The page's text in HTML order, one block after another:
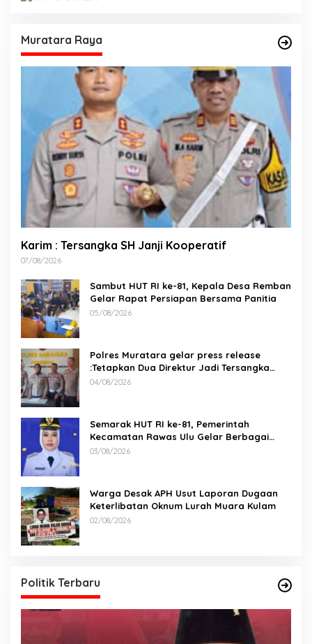
Muratara Raya
Karim : Tersangka SH Janji Kooperatif
07/08/2026
Sambut HUT RI ke-81, Kepala Desa Remban
Gelar Rapat Persiapan Bersama Panitia
05/08/2026
Polres Muratara gelar press release
:Tetapkan Dua Direktur Jadi Tersangka
Kecelakaan Maut antara Bus ALS dan
04/08/2026
Semarak HUT RI ke-81, Pemerintah
Kecamatan Rawas Ulu Gelar Berbagai
Lomba
03/08/2026
Warga Desak APH Usut Laporan Dugaan
Keterlibatan Oknum Lurah Muara Kulam
02/08/2026
Politik Terbaru